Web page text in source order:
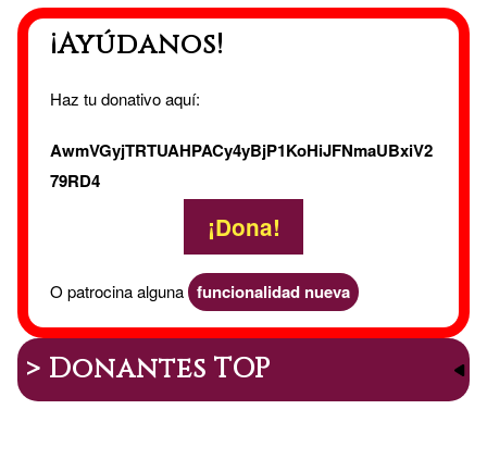
¡Ayúdanos!
Haz tu donativo aquí:
AwmVGyjTRTUAHPACy4yBjP1KoHiJFNmaUBxiV2
79RD4
¡Dona!
O patrocina alguna funcionalidad nueva
> Donantes TOP